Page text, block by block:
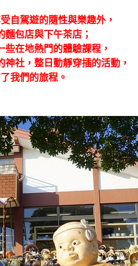
自駕遊的隨性與樂趣外，
麵包店與下午茶店；
些在地熱門的體驗課程，
神社，整日動靜穿插的活動，
我們的旅程。